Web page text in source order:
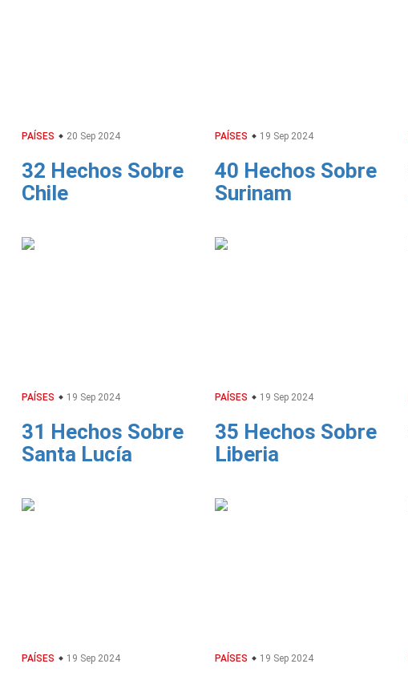
PAÍSES 20 Sep 2024
32 Hechos Sobre
Chile
PAÍSES 19 Sep 2024
40 Hechos Sobre
Surinam
PAÍSES 19 Sep 2024
31 Hechos Sobre
Santa Lucía
PAÍSES 19 Sep 2024
35 Hechos Sobre
Liberia
PAÍSES 19 Sep 2024 PAÍSES 19 Sep 2024